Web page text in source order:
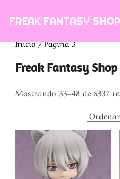
FREAK FANTASY SHOP
Inicio/ Página 3
Freak Fantasy Shop
Mostrando 33–48 de 6337